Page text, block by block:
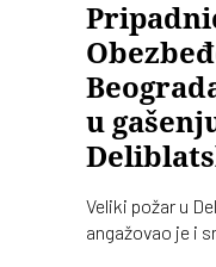
u
Veliki požar u
angažovao je i